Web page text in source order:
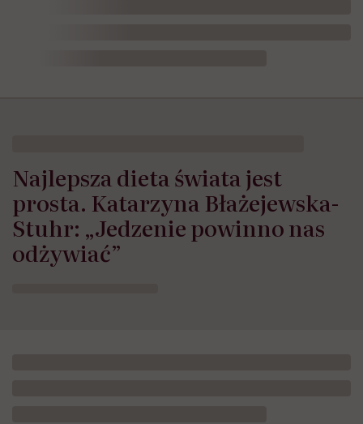
Najlepsza dieta świata jest
prosta. Katarzyna Błażejewska-
Stuhr: „Jedzenie powinno nas
odżywiać”